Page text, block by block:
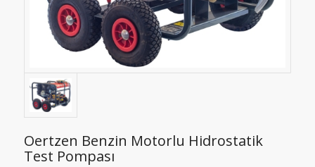
Oertzen Benzin Motorlu Hidrostatik
Test Pompası